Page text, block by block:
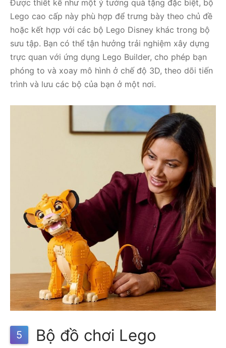
Được thiết kế như một ý tưởng quà tặng đặc biệt, bộ
Lego cao cấp này phù hợp để trưng bày theo chủ đề
hoặc kết hợp với các bộ Lego Disney khác trong bộ
sưu tập. Bạn có thể tận hưởng trải nghiệm xây dựng
trực quan với ứng dụng Lego Builder, cho phép bạn
phóng to và xoay mô hình ở chế độ 3D, theo dõi tiến
trình và lưu các bộ của bạn ở một nơi.
5
Bộ đồ chơi Lego